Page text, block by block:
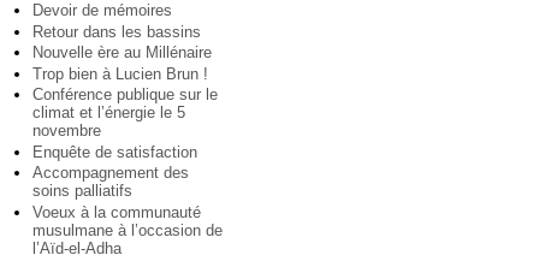
Devoir de mémoires
Retour dans les bassins
Nouvelle ère au Millénaire
Trop bien à Lucien Brun !
Conférence publique sur le
climat et l’énergie le 5
novembre
Enquête de satisfaction
Accompagnement des
soins palliatifs
Voeux à la communauté
musulmane à l’occasion de
l’Aïd-el-Adha